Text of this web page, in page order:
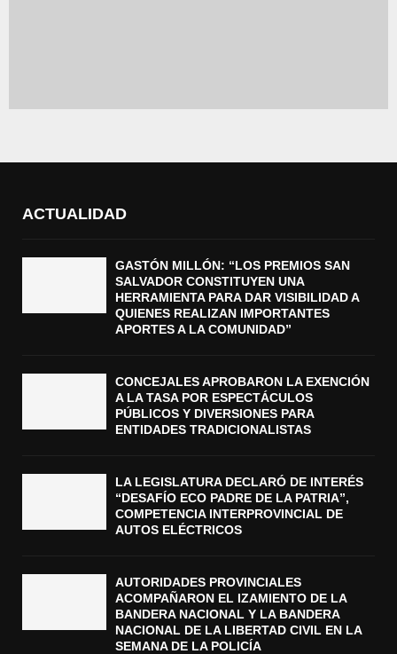
ACTUALIDAD
GASTÓN MILLÓN: “LOS PREMIOS SAN
SALVADOR CONSTITUYEN UNA
HERRAMIENTA PARA DAR VISIBILIDAD A
QUIENES REALIZAN IMPORTANTES
APORTES A LA COMUNIDAD”
CONCEJALES APROBARON LA EXENCIÓN
A LA TASA POR ESPECTÁCULOS
PÚBLICOS Y DIVERSIONES PARA
ENTIDADES TRADICIONALISTAS
LA LEGISLATURA DECLARÓ DE INTERÉS
“DESAFÍO ECO PADRE DE LA PATRIA”,
COMPETENCIA INTERPROVINCIAL DE
AUTOS ELÉCTRICOS
AUTORIDADES PROVINCIALES
ACOMPAÑARON EL IZAMIENTO DE LA
BANDERA NACIONAL Y LA BANDERA
NACIONAL DE LA LIBERTAD CIVIL EN LA
SEMANA DE LA POLICÍA